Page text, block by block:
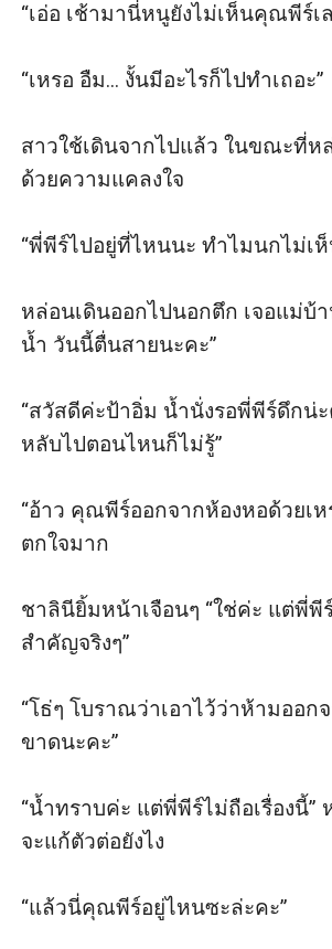
“เอ่อ เช้ามานี่หนูยังไม่เห็นคุณพีร์เ
“เหรอ อืม... งั้นมีอะไรก็ไปทำเถอะ”
สาวใช้เดินจากไปแล้ว ในขณะที่ห
ด้วยความแคลงใจ
“พี่พีร์ไปอยู่ที่ไหนนะ ทำไมนกไม่เห็
หล่อนเดินออกไปนอกตึก เจอแม่บ้
น้ำ วันนี้ตื่นสายนะคะ”
“สวัสดีค่ะป้าอิ่ม น้ำนั่งรอพี่พีร์ดึกน่
หลับไปตอนไหนก็ไม่รู้”
“อ้าว คุณพีร์ออกจากห้องหอด้วยเ
ตกใจมาก
ชาลินียิ้มหน้าเจือนๆ “ใช่ค่ะ แต่พี่พี
สำคัญจริงๆ”
“โธ่ๆ โบราณว่าเอาไว้ว่าห้ามออก
ขาดนะคะ”
“น้ำทราบค่ะ แต่พี่พีร์ไม่ถือเรื่องนี้”
จะแก้ตัวต่อยังไง
“แล้วนี่คุณพีร์อยู่ไหนซะล่ะคะ”